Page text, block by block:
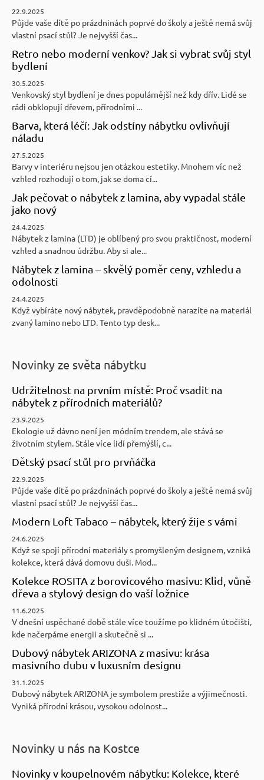
22.9.2025
Půjde vaše dítě po prázdninách poprvé do školy a ještě nemá svůj
vlastní psací stůl? Je nejvyšší čas...
Retro nebo moderní venkov? Jak si vybrat svůj styl
bydlení
30.5.2025
Venkovský styl bydlení je dnes populárnější než kdy dřív. Lidé se
rádi obklopují dřevem, přírodními ...
Barva, která léčí: Jak odstíny nábytku ovlivňují
náladu
27.5.2025
Barvy v interiéru nejsou jen otázkou estetiky. Mnohem víc než
vzhled rozhodují o tom, jak se doma cí...
Jak pečovat o nábytek z lamina, aby vypadal stále
jako nový
24.4.2025
Nábytek z lamina (LTD) je oblíbený pro svou praktičnost, moderní
vzhled a snadnou údržbu. Aby si ale...
Nábytek z lamina – skvělý poměr ceny, vzhledu a
odolnosti
24.4.2025
Když vybíráte nový nábytek, pravděpodobně narazíte na materiál
zvaný lamino nebo LTD. Tento typ desk...
Novinky ze světa nábytku
Udržitelnost na prvním místě: Proč vsadit na
nábytek z přírodních materiálů?
23.9.2025
Ekologie už dávno není jen módním trendem, ale stává se
životním stylem. Stále více lidí přemýšlí, c...
Dětský psací stůl pro prvňáčka
22.9.2025
Půjde vaše dítě po prázdninách poprvé do školy a ještě nemá svůj
vlastní psací stůl? Je nejvyšší čas...
Modern Loft Tabaco – nábytek, který žije s vámi
24.6.2025
Když se spojí přírodní materiály s promyšleným designem, vzniká
kolekce, která dává domovu duši. Mod...
Kolekce ROSITA z borovicového masivu: Klid, vůně
dřeva a stylový design do vaší ložnice
11.6.2025
V dnešní uspěchané době stále více toužíme po klidném útočišti,
kde načerpáme energii a skutečně si ...
Dubový nábytek ARIZONA z masivu: krása
masivního dubu v luxusním designu
31.1.2025
Dubový nábytek ARIZONA je symbolem prestiže a výjimečnosti.
Vyniká přírodní krásou, vysokou odolnost...
Novinky u nás na Kostce
Novinky v koupelnovém nábytku: Kolekce, které